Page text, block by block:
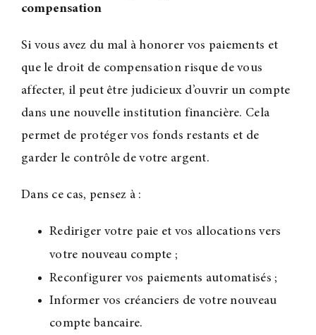
compensation
Si vous avez du mal à honorer vos paiements et
que le droit de compensation risque de vous
affecter, il peut être judicieux d’ouvrir un compte
dans une nouvelle institution financière. Cela
permet de protéger vos fonds restants et de
garder le contrôle de votre argent.
Dans ce cas, pensez à :
Rediriger votre paie et vos allocations vers
votre nouveau compte ;
Reconfigurer vos paiements automatisés ;
Informer vos créanciers de votre nouveau
compte bancaire.